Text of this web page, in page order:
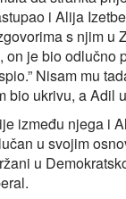
i Alija
s njim u
je bio odlučno
Nisam mu
ukrivu, a Adil
između njega i
u svojim
u